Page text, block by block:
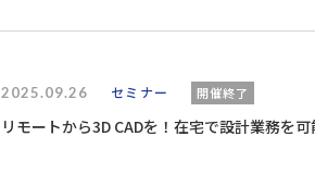
2025.09.26 セミナー 開催終了
リモートから3D CADを！在宅で設計業務を